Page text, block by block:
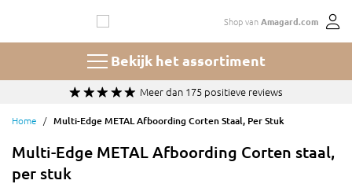
de
Shop vanAmagard.com
Bekijk het assortiment
Meer dan 175 positieve reviews
Home Multi-Edge METAL Afboording Corten Staal, Per Stuk
Multi-Edge METAL Afboording Corten staal,
per stuk